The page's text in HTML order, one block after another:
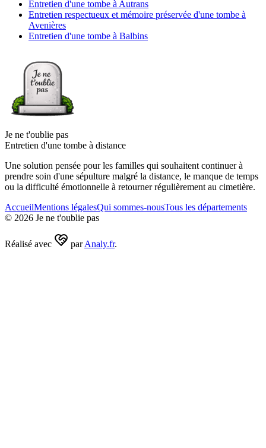
Entretien d'une tombe à Autrans
Entretien respectueux et mémoire préservée d'une tombe à
Avenières
Entretien d'une tombe à Balbins
Je ne t'oublie pas
Entretien d'une tombe à distance
Une solution pensée pour les familles qui souhaitent continuer à
prendre soin d'une sépulture malgré la distance, le manque de temps
ou la difficulté émotionnelle à retourner régulièrement au cimetière.
AccueilMentions légalesQui sommes-nousTous les départements
© 2026 Je ne t'oublie pas
Réalisé avec par Analy.fr.